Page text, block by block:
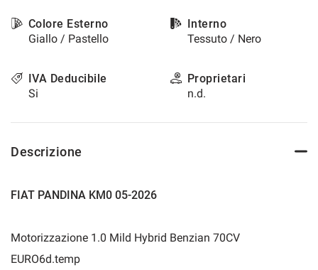
Colore Esterno
Giallo / Pastello
Interno
Tessuto / Nero
IVA Deducibile
Si
Proprietari
n.d.
Descrizione
FIAT PANDINA KM0 05-2026
Motorizzazione 1.0 Mild Hybrid Benzian 70CV
EURO6d.temp
questi
strumenti
si
rimanda
cookie
Puoi
modificare
scelte
qualsiasi